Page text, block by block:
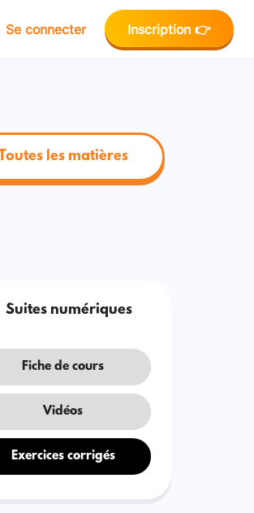
Se connecter Inscription 👉
Toutes les matières
Suites numériques
Fiche de cours
Vidéos
Exercices corrigés